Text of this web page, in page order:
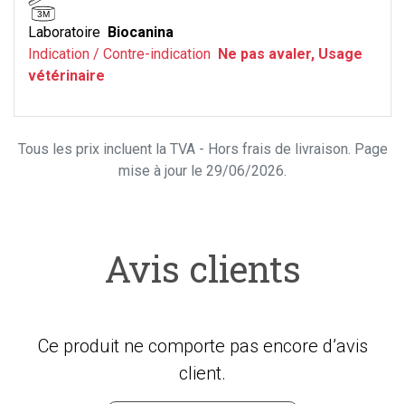
3M
Laboratoire Biocanina
Indication / Contre-indication Ne pas avaler, Usage
vétérinaire
Tous les prix incluent la TVA - Hors frais de livraison. Page
mise à jour le 29/06/2026.
Avis clients
Ce produit ne comporte pas encore d’avis
client.